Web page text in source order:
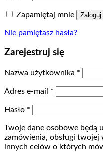
Zapamiętaj mnie
Nie pamiętasz hasła?
Zarejestruj się
Nazwa użytkownika *
Adres e-mail *
Hasło *
Twoje dane osobowe będą
zamówienia, obsługi twojej
innych celów o których